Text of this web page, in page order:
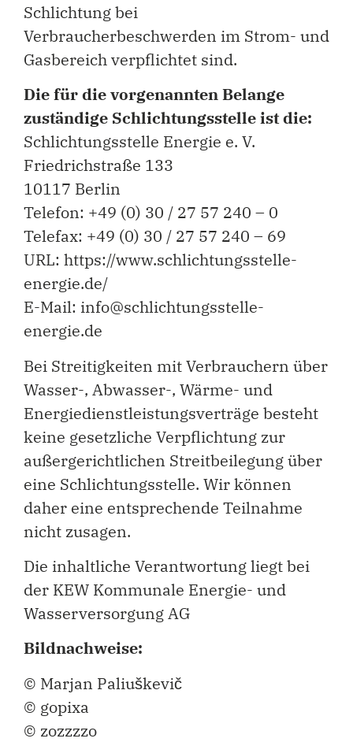
Schlichtung bei
Verbraucherbeschwerden im Strom- und
Gasbereich verpflichtet sind.
Die für die vorgenannten Belange
zuständige Schlichtungsstelle ist die:
Schlichtungsstelle Energie e. V.
Friedrichstraße 133
10117 Berlin
Telefon: +49 (0) 30 / 27 57 240 – 0
Telefax: +49 (0) 30 / 27 57 240 – 69
URL: https://www.schlichtungsstelle-
energie.de/
E-Mail: info@schlichtungsstelle-
energie.de
Bei Streitigkeiten mit Verbrauchern über
Wasser-, Abwasser-, Wärme- und
Energiedienstleistungsverträge besteht
keine gesetzliche Verpflichtung zur
außergerichtlichen Streitbeilegung über
eine Schlichtungsstelle. Wir können
daher eine entsprechende Teilnahme
nicht zusagen.
Die inhaltliche Verantwortung liegt bei
der KEW Kommunale Energie- und
Wasserversorgung AG
Bildnachweise:
© Marjan Paliuškevič
© gopixa
© zozzzzo